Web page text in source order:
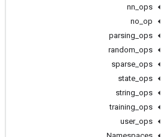
nn ops
no op
parsing ops
random ops
sparse ops
state ops
string ops
training ops
user_ ops